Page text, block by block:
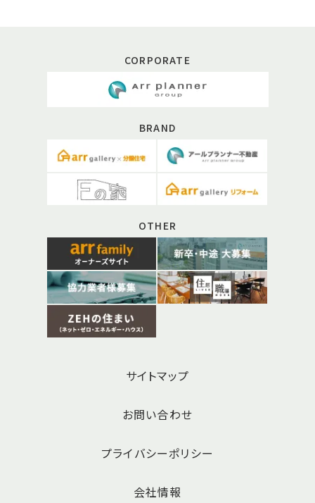
CORPORATE
BRAND
OTHER
サイトマップ
お問い合わせ
プライバシーポリシー
会社情報